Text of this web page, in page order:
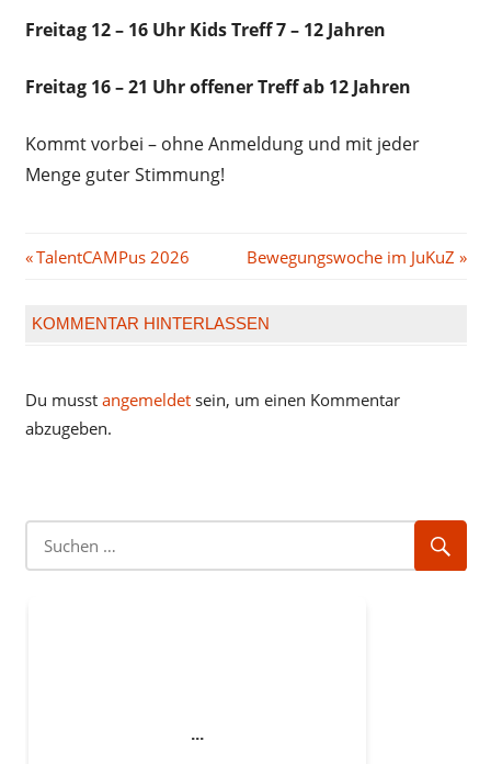
Freitag 12 – 16 Uhr Kids Treff 7 – 12 Jahren
Freitag 16 – 21 Uhr offener Treff ab 12 Jahren
Kommt vorbei – ohne Anmeldung und mit jeder
Menge guter Stimmung!
Beitragsnavigation
Vorheriger
TalentCAMPus 2026
Nächster
Bewegungswoche im JuKuZ
KOMMENTAR HINTERLASSEN
Du musst angemeldetsein, um einen Kommentar
abzugeben.